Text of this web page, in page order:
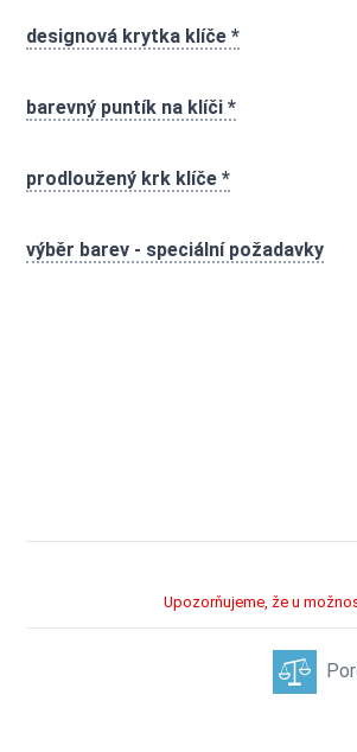
View larger imageView larger image
designová krytka klíče *
barevný puntík na klíči *
prodloužený krk klíče *
výběr barev - speciální požadavky
Upozorňujeme, že u